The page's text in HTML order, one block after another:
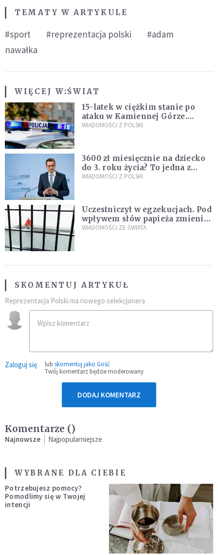
TEMATY W ARTYKULE
#sport #reprezentacja polski
#adam
nawałka
WIĘCEJ W:ŚWIAT
15-latek w ciężkim stanie po
ataku w Kamiennej Górze.
Policja zatrzymała dwóch
WIADOMOŚCI Z POLSKI
3600 zł miesięcznie na dziecko
do 3. roku życia? To jedna z
propozycji programu "Rozwój
WIADOMOŚCI Z POLSKI
Uczestniczył w egzekucjach. Pod
wpływem słów papieża zmienił
zdanie
WIADOMOŚCI ZE ŚWIATA
SKOMENTUJ ARTYKUŁ
Reprezentacja Polski ma nowego selekcjonera
Zaloguj się lub skomentuj jako Gość
Twój komentarz będzie moderowany
DODAJ KOMENTARZ
Komentarze ()
Najnowsze Najpopularniejsze
WYBRANE DLA CIEBIE
Potrzebujesz pomocy?
Pomodlimy się w Twojej
intencji